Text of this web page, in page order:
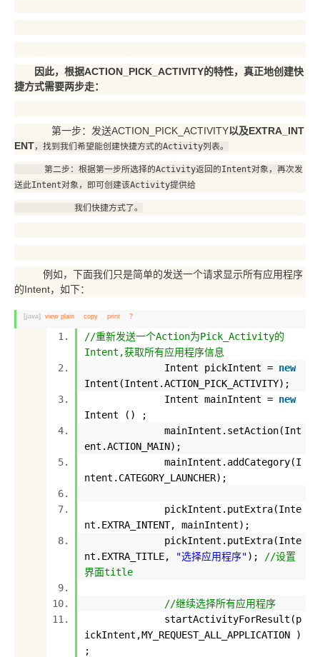
因此，根据ACTION_PICK_ACTIVITY的特性，真正地创建快
捷方式需要两步走：
第一步：发送ACTION_PICK_ACTIVITY以及EXTRA_INT
ENT， 找到我们希望能创建快捷方式的Activity列表。
第二步：根据第一步所选择的Activity返回的Intent对象，再次发
送此Intent对象，即可创建该Activity提供给
我们 快捷方式了。
例如，下面我们只是简单的发送一个请求显示所有应用程序
的Intent，如下：
[java] view plain copy print ?
//重新发送一个Action为Pick_Activity的
Intent,获取所有应用程序信息
Intent pickIntent = new
Intent(Intent.ACTION_PICK_ACTIVITY);
Intent mainIntent = new
Intent () ;
mainIntent.setAction(Int
ent.ACTION_MAIN);
mainIntent.addCategory(I
ntent.CATEGORY_LAUNCHER);
pickIntent.putExtra(Inte
nt.EXTRA_INTENT, mainIntent);
pickIntent.putExtra(Inte
nt.EXTRA_TITLE,
"选择应用程序");
//设置
界面title
//继续选择所有应用程序
startActivityForResult(p
ickIntent,MY_REQUEST_ALL_APPLICATION )
;